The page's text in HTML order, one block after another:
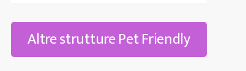
Altre strutture Pet Friendly